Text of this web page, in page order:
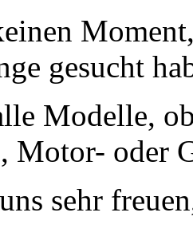
gesucht
Modelle,
Motor- oder
sehr